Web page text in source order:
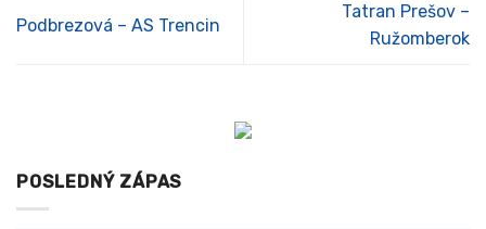
Podbrezová – AS Trencin
Tatran Prešov –
Ružomberok
POSLEDNÝ ZÁPAS